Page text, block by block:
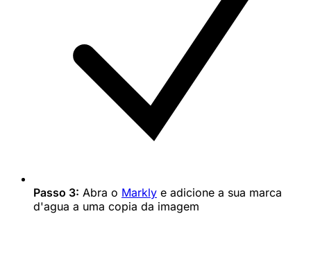
Passo 3: Abra o Markly e adicione a sua marca
d'agua a uma copia da imagem